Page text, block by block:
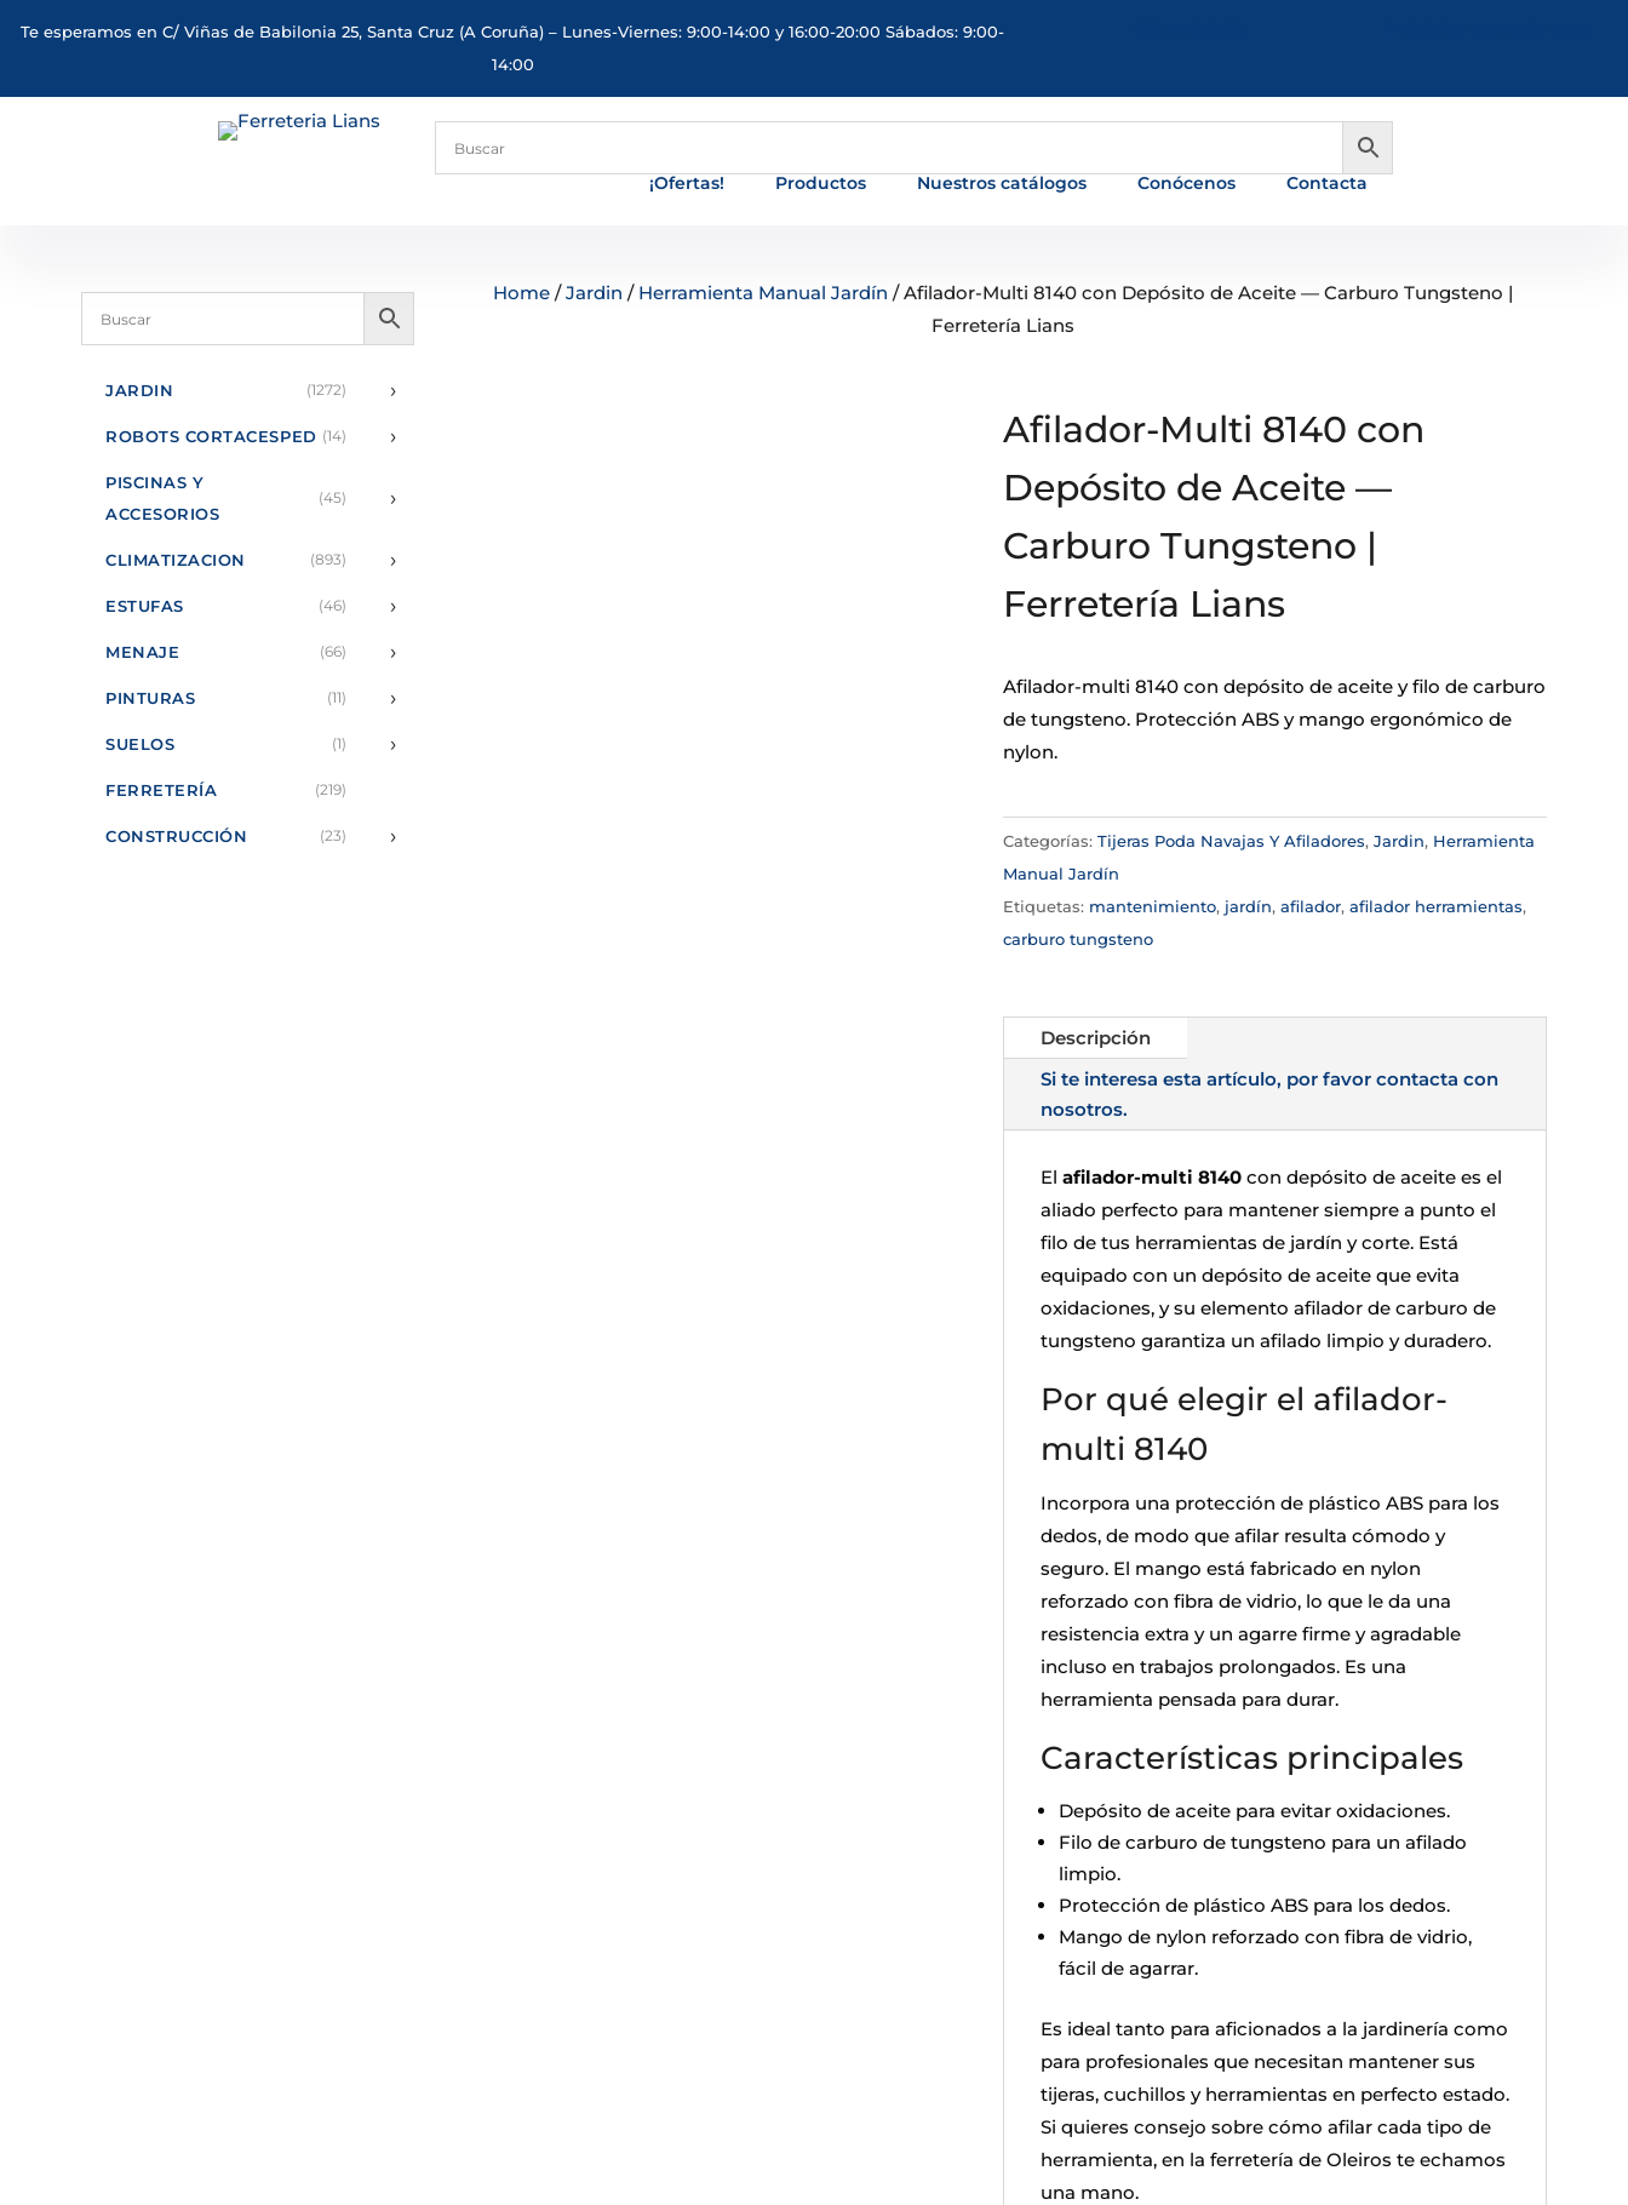
Te esperamos en C/ Viñas de Babilonia 25, Santa Cruz (A Coruña) – Lunes-Viernes: 9:00-14:00 y 16:00-20:00 Sábados: 9:00-
14:00
¡Ofertas! Productos Nuestros catálogos Conócenos Contacta
JARDIN (1272) ›
ROBOTS CORTACESPED (14) ›
PISCINAS Y
ACCESORIOS
(45) ›
CLIMATIZACION (893) ›
ESTUFAS (46) ›
MENAJE (66) ›
PINTURAS (11) ›
SUELOS (1) ›
FERRETERÍA (219)
CONSTRUCCIÓN (23) ›
Home/Jardin / Herramienta Manual Jardín / Afilador-Multi 8140 con Depósito de Aceite — Carburo Tungsteno |
Ferretería Lians
Afilador-Multi 8140 con
Depósito de Aceite —
Carburo Tungsteno |
Ferretería Lians
Afilador-multi 8140 con depósito de aceite y filo de carburo
de tungsteno. Protección ABS y mango ergonómico de
nylon.
Categorías: Tijeras Poda Navajas Y Afiladores, Jardin, Herramienta
Manual Jardín
Etiquetas: mantenimiento, jardín, afilador, afilador herramientas,
carburo tungsteno
Descripción
Si te interesa esta artículo, por favor contacta con
nosotros.
El afilador-multi 8140con depósito de aceite es el
aliado perfecto para mantener siempre a punto el
filo de tus herramientas de jardín y corte. Está
equipado con un depósito de aceite que evita
oxidaciones, y su elemento afilador de carburo de
tungsteno garantiza un afilado limpio y duradero.
Por qué elegir el afilador-
multi 8140
Incorpora una protección de plástico ABS para los
dedos, de modo que afilar resulta cómodo y
seguro. El mango está fabricado en nylon
reforzado con fibra de vidrio, lo que le da una
resistencia extra y un agarre firme y agradable
incluso en trabajos prolongados. Es una
herramienta pensada para durar.
Características principales
Depósito de aceite para evitar oxidaciones.
Filo de carburo de tungsteno para un afilado
limpio.
Protección de plástico ABS para los dedos.
Mango de nylon reforzado con fibra de vidrio,
fácil de agarrar.
Es ideal tanto para aficionados a la jardinería como
para profesionales que necesitan mantener sus
tijeras, cuchillos y herramientas en perfecto estado.
Si quieres consejo sobre cómo afilar cada tipo de
herramienta, en la ferretería de Oleiros te echamos
una mano.